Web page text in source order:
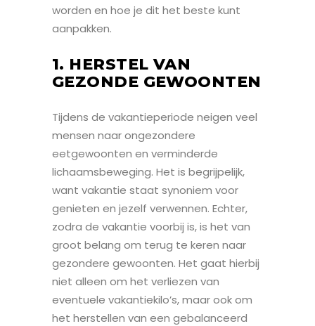
worden en hoe je dit het beste kunt
aanpakken.
1. HERSTEL VAN
GEZONDE GEWOONTEN
Tijdens de vakantieperiode neigen veel
mensen naar ongezondere
eetgewoonten en verminderde
lichaamsbeweging. Het is begrijpelijk,
want vakantie staat synoniem voor
genieten en jezelf verwennen. Echter,
zodra de vakantie voorbij is, is het van
groot belang om terug te keren naar
gezondere gewoonten. Het gaat hierbij
niet alleen om het verliezen van
eventuele vakantiekilo’s, maar ook om
het herstellen van een gebalanceerd